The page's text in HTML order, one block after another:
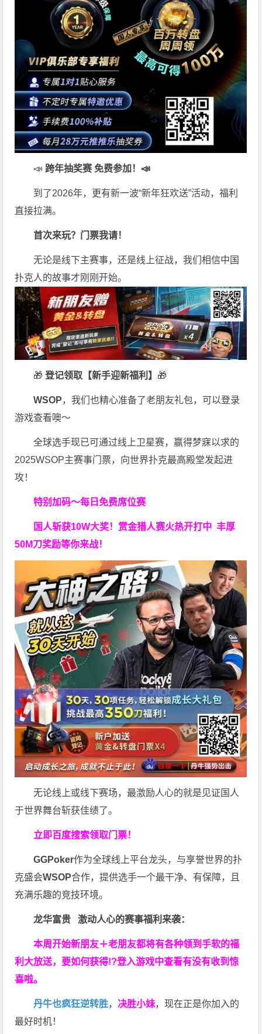
📣 跨年抽奖赛 免费参加 ！📣
到了2026年，更有新一波“新年狂欢送”活动，福利
直接拉满。
首次来玩？门票我请！
无论是线下主赛事，还是线上征战，我们相信中国
扑克人的故事才刚刚开始。
🎁 登记领取【新手迎新福利】 🎁
WSOP，我们也精心准备了老朋友礼包，可以登录
游戏查看噢～
全球选手现已可通过线上卫星赛，赢得梦寐以求的
2025WSOP主赛事门票，向世界扑克最高殿堂发起进
攻！
特别加码～每日免费席位赛
国人斩获10W大奖！ 赏金猎人赛火热开打中 丰厚
50M刀奖励等你来战！
无论线上或线下赛场，最激励人心的就是见证国人
于世界舞台斩获佳绩了。
立即百度搜索领取门票！
GGPoker作为全球线上平台龙头，与享誉世界的扑
克盛会WSOP合作，提供选手一个最干净、有保障，且
充满乐趣的竞技环境。
龙华富贵 激动人心的赛事福利来袭：
本周开始新朋友＋老朋友都将有各种领到手软的福
利大放送，要如何获得!?登入游戏中查看有没有收到惊
喜啦。
丹牛也疯狂逆转胜， 决胜小妹，现在正是你加入的
最好时机！